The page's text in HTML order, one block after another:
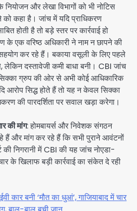
नियोजन और लेखा विभागों को भी नोटिस
कहा है। जांच में यदि प्राधिकरण
होती है तो बड़े स्तर पर कार्रवाई हो
के एक वरिष्ठ अधिकारी ने नाम न छापने की
सहयोग कर रहे हैं। बकाया वसूली के लिए पहले
लेकिन दस्तावेजी कमी बाधा बनी। CBI जांच
ग्रुप की ओर से अभी कोई आधिकारिक
आरोप सिद्ध होते हैं तो यह न केवल सिक्का
की पारदर्शिता पर सवाल खड़ा करेगा।
की मांग: होमबायर्स और निवेशक संगठन
हैं और मांग कर रहे हैं कि सभी पुराने आवंटनों
की निगरानी में CBI की यह जांच नोएडा-
के खिलाफ बड़ी कार्रवाई का संकेत दे रही
कार बनी ‘मौत का धुआं’, गाजियाबाद में चार